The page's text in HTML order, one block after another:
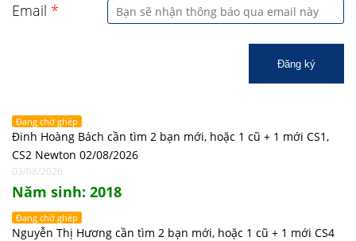
Email *
Đăng ký
Đang chờ ghép
Đinh Hoàng Bách cần tìm 2 bạn mới, hoặc 1 cũ + 1 mới CS1,
CS2 Newton 02/08/2026
03/08/2026
Năm sinh: 2018
Đang chờ ghép
Nguyễn Thị Hương cần tìm 2 bạn mới, hoặc 1 cũ + 1 mới CS4